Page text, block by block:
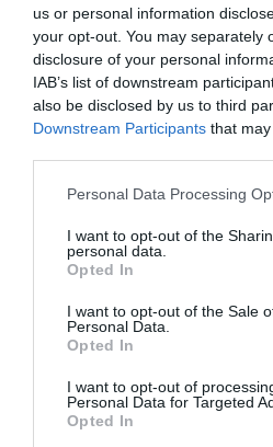
us or personal information
your opt-out. You may separately
disclosure of your personal
IAB’s list of downstream
also be disclosed by us to third
Downstream Participants that
Please note that this website/app
not limited to your visit or usage
grant or deny consent to Google
use your data for below specified
consent section.
Personal Data Processing
I want to opt-out of the
personal data.
Opted In
I want to opt-out of the Sale
Personal Data.
Opted In
I want to opt-out of
Personal Data for Targeted
Opted In
ΕΠΙΧΕΙΡΗΣΕΙΣ
Η ΕΕ αποφασίζει
11.02.2026